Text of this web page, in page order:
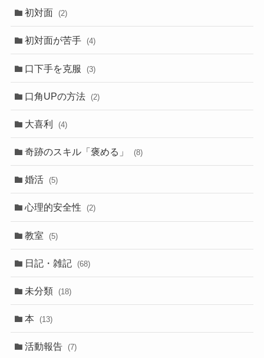
初対面 (2)
初対面が苦手 (4)
口下手を克服 (3)
口角UPの方法 (2)
大喜利 (4)
奇跡のスキル「褒める」 (8)
婚活 (5)
心理的安全性 (2)
教室 (5)
日記・雑記 (68)
未分類 (18)
本 (13)
活動報告 (7)